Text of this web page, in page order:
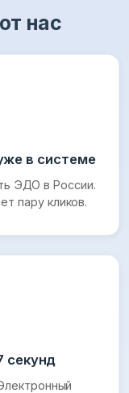
нас
в системе
ЭДО в России.
пару кликов.
секунд